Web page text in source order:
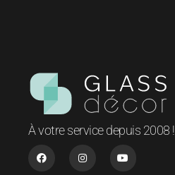
À votre service depuis 2008 !
a
n
o